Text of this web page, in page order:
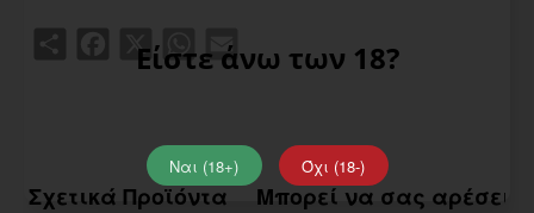
Είστε άνω των 18?
Ναι (18+) Όχι (18-)
Σχετικά Προϊόντα Μπορεί να σας αρέσει